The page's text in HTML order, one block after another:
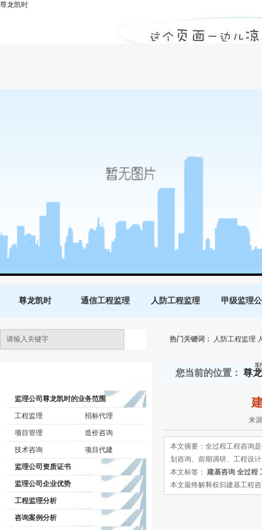
建基咨询简答全过程工程咨询的优势点是
尊龙凯时
尊龙凯时 通信工程监理 人防工程监理 甲级监理
热门关键词： 人防工程监理
监理公司尊龙凯时的业务范围
工程监理 招标代理
项目管理 造价咨询
技术咨询 项目代建
监理公司资质证书
监理公司企业优势
工程监理分析
咨询案例分析
您当前的位置： 尊
来
本文摘要：全过程工程咨询
划咨询、前期调研、工程设
本文标签： 建基咨询 全过程
本文最终解释权归建基工程咨